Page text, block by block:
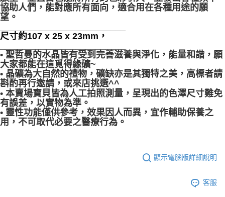
協助人們，能對應所有面向，適合用在各種用途的願
望。
尺寸約107 x 25 x 23mm，
• 聖哲曼的水晶皆有受到完善滋養與淨化，能量和諧，願
大家都能在這覓得緣礦~
• 晶礦為大自然的禮物，礦缺亦是其獨特之美，高標者請
斟酌再行邀請，或來店挑選^^
• 本賣場寶貝皆為人工拍照測量，呈現出的色澤尺寸難免
有誤差，以實物為準。
• 靈性功能僅供參考，效果因人而異，宜作輔助保養之
用，不可取代必要之醫療行為。
顯示電腦版詳細說明
客服